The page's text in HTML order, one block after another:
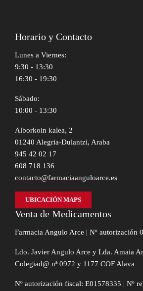
Horario y Contacto
Lunes a Viernes:
9:30 - 13:30
16:30 - 19:30
Sábado:
10:00 - 13:30
Alborkoin kalea, 2
01240 Alegria-Dulantzi, Araba
945 42 02 17
608 718 136
contacto@farmaciaanguloarce.es
UBICACIÓN MAPS
Venta de Medicamentos
Farmacia Angulo Arce | Nº autorización
Ldo. Javier Angulo Arce y Lda. Amaia
Colegiad@ nª 0972 y 1177 COF Alava
Nº autorización fiscal: E01578335 | Nº